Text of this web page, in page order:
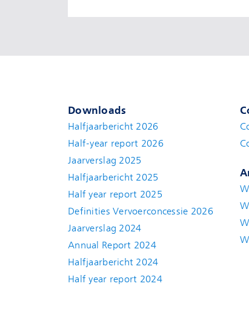
Downloads
Halfjaarbericht 2026
Half-year report 2026
Jaarverslag 2025
Halfjaarbericht 2025
Half year report 2025
Definities Vervoerconcessie 2026
Jaarverslag 2024
Annual Report 2024
Halfjaarbericht 2024
Half year report 2024(new window)